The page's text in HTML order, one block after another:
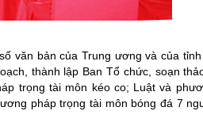
văn bản của Trung ương và của
thành lập Ban Tổ chức, soạn
trọng tài môn kéo co; Luật và
pháp trọng tài môn bóng đá 7